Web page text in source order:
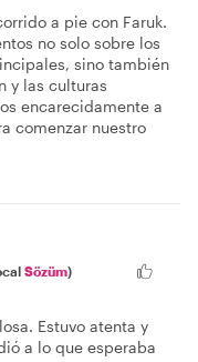
a pie con Faruk.
no solo sobre los
sino también
y las culturas
encarecidamente a
comenzar nuestro
Sözüm)
Estuvo atenta y
a lo que esperaba